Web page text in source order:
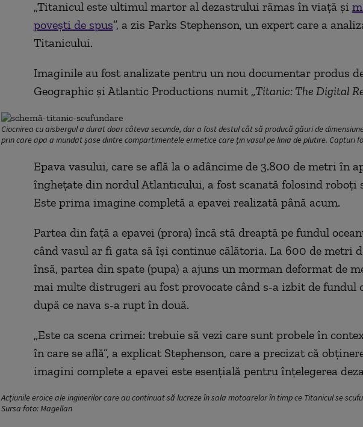
„Titanicul este ultimul martor al dezastrului rămas în viață și
povești de spus”, a zis Parks Stephenson, un expert care a
Titanicului.
Imaginile au fost analizate pentru un nou documentar produs
Geographic și Atlantic Productions numit „Titanic: The Digital
Ciocnirea cu aisbergul a durat doar câteva secunde, dar a fost destul cât să producă găuri de
prin care apa a inundat șase dintre compartimentele ermetice care țin vasul pe linia de plutire. Capturi
Epava vasului, care se află la o adâncime de 3.800 de metri în
înghețate din nordul Atlanticului, a fost scanată folosind roboți
Este prima imagine completă a epavei realizată până acum.
Partea din față a epavei (prora) încă stă dreaptă pe fundul
când vasul ar fi gata să își continue călătoria. La 600 de metri
însă, partea din spate (pupa) a ajuns un morman deformat de
mai multe distrugeri au fost provocate când s-a izbit de fundul
după ce nava s-a rupt în două.
„Este ca scena crimei: trebuie să vezi care sunt probele în
în care se află”, a explicat Stephenson, care a precizat că
imagini complete a epavei este esențială pentru înțelegerea
Acțiunile eroice ale inginerilor care au continuat să lucreze în sala motoarelor în timp ce Titanicul se
Sursa foto: Magellan